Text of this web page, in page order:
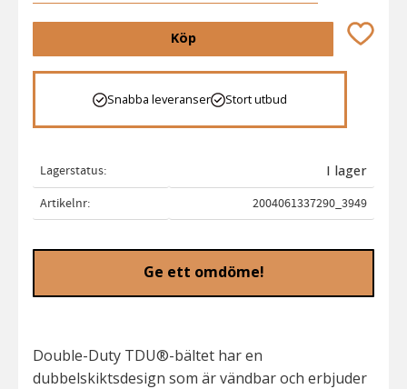
Köp Lägg till
Snabba leveranser Stort utbud
Lagerstatus
I lager
Artikelnr
2004061337290_3949
Ge ett omdöme!
Double-Duty TDU®-bältet har en
dubbelskiktsdesign som är vändbar och erbjuder